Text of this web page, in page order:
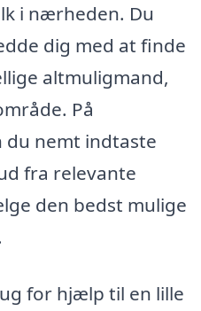
i nærheden. Du
dig med at finde
altmuligmand,
På
du nemt indtaste
fra relevante
den bedst mulige
for hjælp til en lille